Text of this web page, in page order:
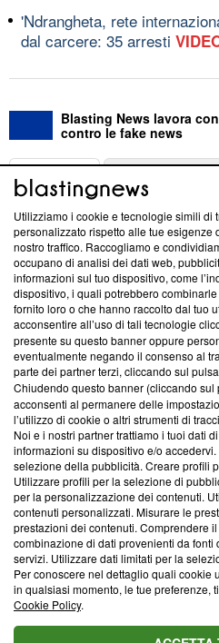
'Ndrangheta, rete
dal carcere: 35 arresti
Blasting News lavora
contro le fake news
ABOUT
Questa sezione offre
News, sui nostri processi
creare news di qualità. Inoltre,
‘Trust Project - News with
ancora membro del programma,
parte; Trust Project non ha
conformità agli standard.
Su di noi
Team editoriale
Corporate
Redazione
Informativa Privacy
Cookie Policy
Blasting SA, IDI CHE-
Lugano (Svizzera) Tel:+39
© 2026 Blasting News
Utilizziamo i cookie e tecnologie simili di
personalizzato rispetto alle tue esigenze
nostro traffico. Raccogliamo e
occupano di analisi dei dati web,
informazioni sul tuo dispositivo, come
dispositivo, i quali potrebbero
fornito loro o che hanno raccolto dal tuo
acconsentire all’uso di tali tecnologie
presente su questo banner oppure
eventualmente negando il consenso al
parte dei partner terzi, cliccando sul
Chiudendo questo banner (cliccando sul
acconsenti al permanere delle
l’utilizzo di cookie o altri strumenti di
Noi e i nostri partner trattiamo i tuoi dati
informazioni su dispositivo e/o
selezione della pubblicità. Creare profili
Utilizzare profili per la selezione di
per la personalizzazione dei contenuti.
contenuti personalizzati. Misurare le
prestazioni dei contenuti. Comprendere
combinazione di dati provenienti da
servizi. Utilizzare dati limitati per la
Per conoscere nel dettaglio quali cookie
in qualsiasi momento, le tue preferenze,
Cookie Policy.